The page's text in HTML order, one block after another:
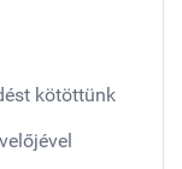
kötöttünk